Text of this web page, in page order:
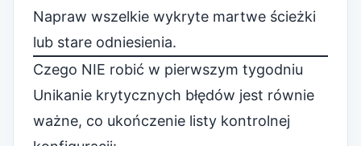
Napraw wszelkie wykryte martwe ścieżki
lub stare odniesienia.
Czego NIE robić w pierwszym tygodniu
Unikanie krytycznych błędów jest równie
ważne, co ukończenie listy kontrolnej